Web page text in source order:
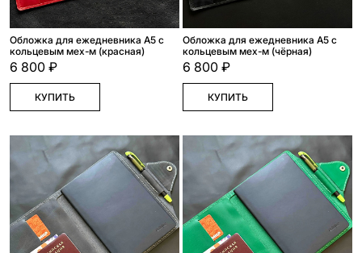
Обложка для ежедневника А5 с
кольцевым мех-м (красная)
6 800 ₽
КУПИТЬ
Обложка для ежедневника А5 с
кольцевым мех-м (чёрная)
6 800 ₽
КУПИТЬ